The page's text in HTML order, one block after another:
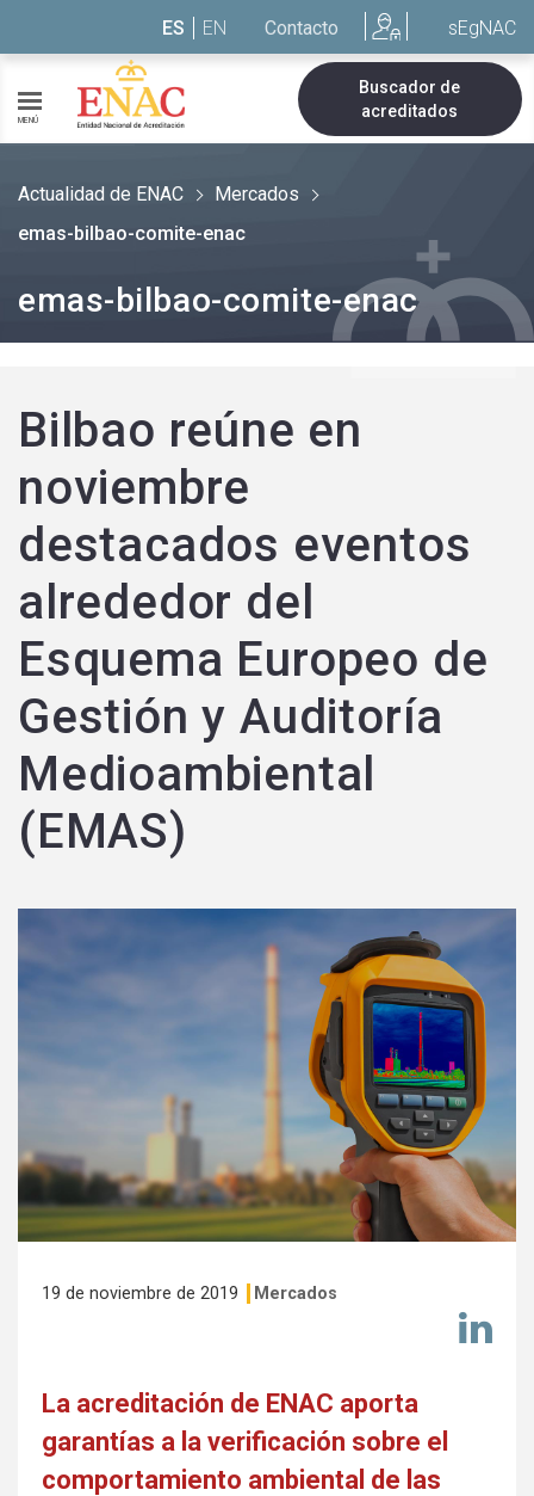
ES EN Contacto sEgNAC
MENÚ
Buscador de
acreditados
Actualidad de ENAC
Mercados
emas-bilbao-comite-enac
emas-bilbao-comite-enac
Bilbao reúne en
noviembre
destacados eventos
alrededor del
Esquema Europeo de
Gestión y Auditoría
Medioambiental
(EMAS)
19 de noviembre de 2019 Mercados
en
La acreditación de ENAC aporta
garantías a la verificación sobre el
comportamiento ambiental de las